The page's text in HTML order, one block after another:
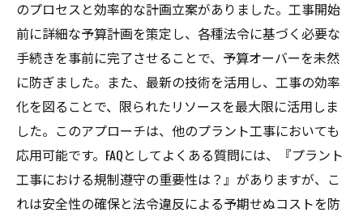
のプロセスと効率的な計画立案がありました。工事開始
前に詳細な予算計画を策定し、各種法令に基づく必要な
手続きを事前に完了させることで、予算オーバーを未然
に防ぎました。また、最新の技術を活用し、工事の効率
化を図ることで、限られたリソースを最大限に活用しま
した。このアプローチは、他のプラント工事においても
応用可能です。FAQとしてよくある質問には、『プラント
工事における規制遵守の重要性は？』がありますが、こ
れは安全性の確保と法令違反による予期せぬコストを防